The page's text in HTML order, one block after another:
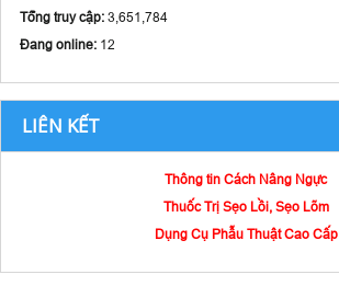
Tổng truy cập:3,651,784
Đang online: 12
LIÊN KẾT
Thông tin Cách Nâng Ngực
Thuốc Trị Sẹo Lồi, Sẹo Lõm
Dụng Cụ Phẫu Thuật Cao Cấp